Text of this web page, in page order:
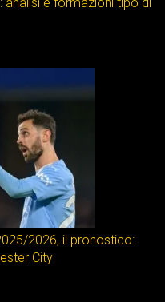
analisi e formazioni tipo di
2026, il pronostico:
City